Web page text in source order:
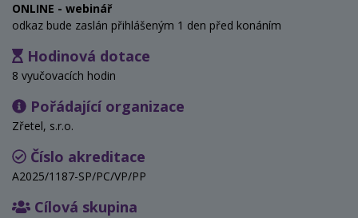
ONLINE - webinář
odkaz bude zaslán přihlášeným 1 den před konáním
Hodinová dotace
8 vyučovacích hodin
Pořádající organizace
Zřetel, s.r.o.
Číslo akreditace
A2025/1187-SP/PC/VP/PP
Cílová skupina